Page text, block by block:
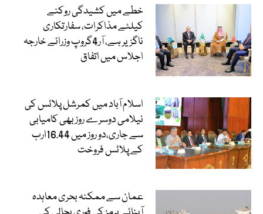
خطے میں کشیدگی روکنے
کیلئے مذاکرات، سفارتکاری
ناگزیر ہے، آر4گروپ وزرائے خارجہ
اجلاس میں اتفاق
اسلام آباد میں کمرشل پلاٹس کی
نیلامی دوسرے روز بھی کامیابی
سے جاری،دو روز میں 16.44ارب
کے پلاٹس فروخت
عمان سے ممکنہ بحری معاہدہ